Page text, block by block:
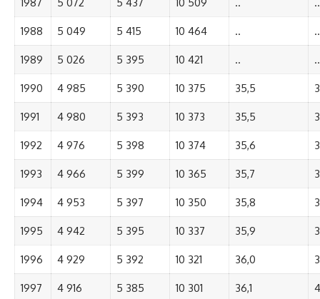
1988 5 049 5 415 10 464 .. ..
1989 5 026 5 395 10 421 .. ..
1990 4 985 5 390 10 375 35,5
1991 4 980 5 393 10 373 35,5
1992 4 976 5 398 10 374 35,6
1993 4 966 5 399 10 365 35,7
1994 4 953 5 397 10 350 35,8
1995 4 942 5 395 10 337 35,9
1996 4 929 5 392 10 321 36,0
1997 4 916 5 385 10 301 36,1